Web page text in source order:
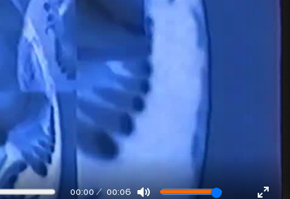
00:00 00:06